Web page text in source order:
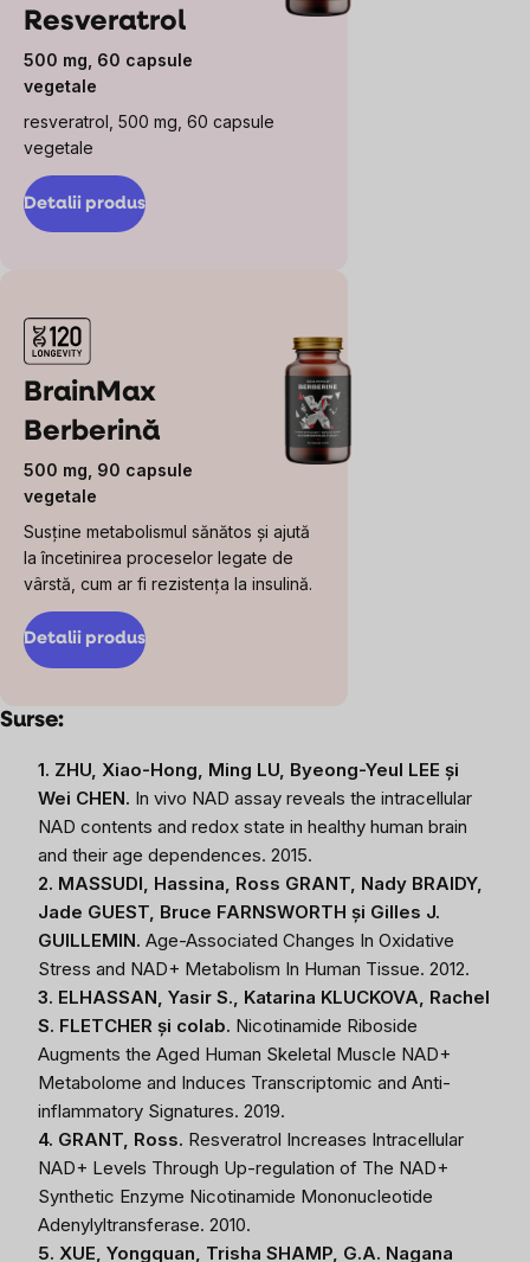
Resveratrol
500 mg, 60 capsule
vegetale
resveratrol, 500 mg, 60 capsule
vegetale
Detalii produs
BrainMax
Berberină
500 mg, 90 capsule
vegetale
Susține metabolismul sănătos și ajută
la încetinirea proceselor legate de
vârstă, cum ar fi rezistența la insulină.
Detalii produs
Surse:
1. ZHU, Xiao-Hong, Ming LU, Byeong-Yeul LEE și
Wei CHEN. In vivo NAD assay reveals the intracellular
NAD contents and redox state in healthy human brain
and their age dependences. 2015.
2. MASSUDI, Hassina, Ross GRANT, Nady BRAIDY,
Jade GUEST, Bruce FARNSWORTH și Gilles J.
GUILLEMIN. Age-Associated Changes In Oxidative
Stress and NAD+ Metabolism In Human Tissue. 2012.
3. ELHASSAN, Yasir S., Katarina KLUCKOVA, Rachel
S. FLETCHER și colab. Nicotinamide Riboside
Augments the Aged Human Skeletal Muscle NAD+
Metabolome and Induces Transcriptomic and Anti-
inflammatory Signatures. 2019.
4. GRANT, Ross. Resveratrol Increases Intracellular
NAD+ Levels Through Up-regulation of The NAD+
Synthetic Enzyme Nicotinamide Mononucleotide
Adenylyltransferase. 2010.
5. XUE, Yongquan, Trisha SHAMP, G.A. Nagana